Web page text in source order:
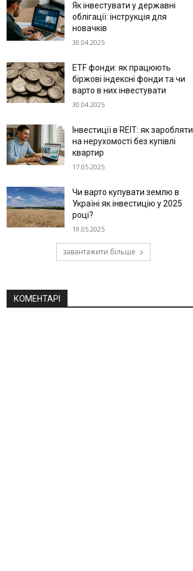
Як інвестувати у державні
облігації: інструкція для
новачків
30.04.2025
ETF фонди: як працюють
біржові індексні фонди та чи
варто в них інвестувати
30.04.2025
Інвестиції в REIT: як заробляти
на нерухомості без купівлі
квартир
17.05.2025
Чи варто купувати землю в
Україні як інвестицію у 2025
році?
19.05.2025
завантажити більше
КОМЕНТАРІ